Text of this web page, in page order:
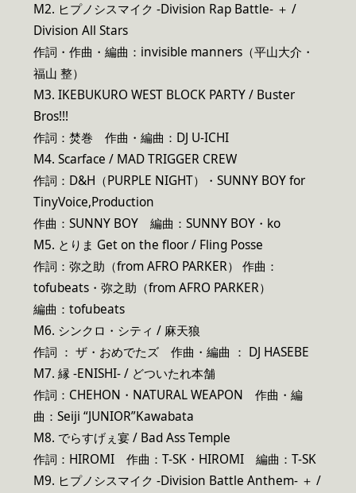
M2. ヒプノシスマイク -Division Rap Battle- ＋ /
Division All Stars
作詞・作曲・編曲：invisible manners（平山大介・
福山 整）
M3. IKEBUKURO WEST BLOCK PARTY / Buster
Bros!!!
作詞：焚巻 作曲・編曲：DJ U-ICHI
M4. Scarface / MAD TRIGGER CREW
作詞：D&H（PURPLE NIGHT）・SUNNY BOY for
TinyVoice,Production
作曲：SUNNY BOY 編曲：SUNNY BOY・ko
M5. とりま Get on the floor / Fling Posse
作詞：弥之助（from AFRO PARKER） 作曲：
tofubeats・弥之助（from AFRO PARKER）
編曲：tofubeats
M6. シンクロ・シティ / 麻天狼
作詞 ： ザ・おめでたズ 作曲・編曲 ： DJ HASEBE
M7. 縁 -ENISHI- / どついたれ本舗
作詞：CHEHON・NATURAL WEAPON 作曲・編
曲：Seiji “JUNIOR”Kawabata
M8. でらすげぇ宴 / Bad Ass Temple
作詞：HIROMI 作曲：T-SK・HIROMI 編曲：T-SK
M9. ヒプノシスマイク -Division Battle Anthem- ＋ /